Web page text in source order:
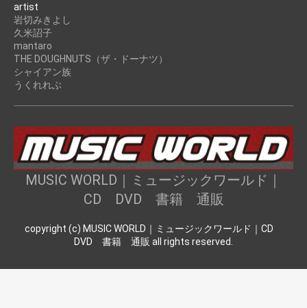
artist
岩切みきよし
久米詔子
mantaro
THE DOUGHNUTS（ザ・ドーナツ）
シャイアン族
うくれれぶ
MUSIC WORLD｜ミュージックワールド｜
CD DVD 書籍 通販
copyright (c) MUSIC WORLD｜ミュージックワールド｜CD
DVD 書籍 通販 all rights reserved.